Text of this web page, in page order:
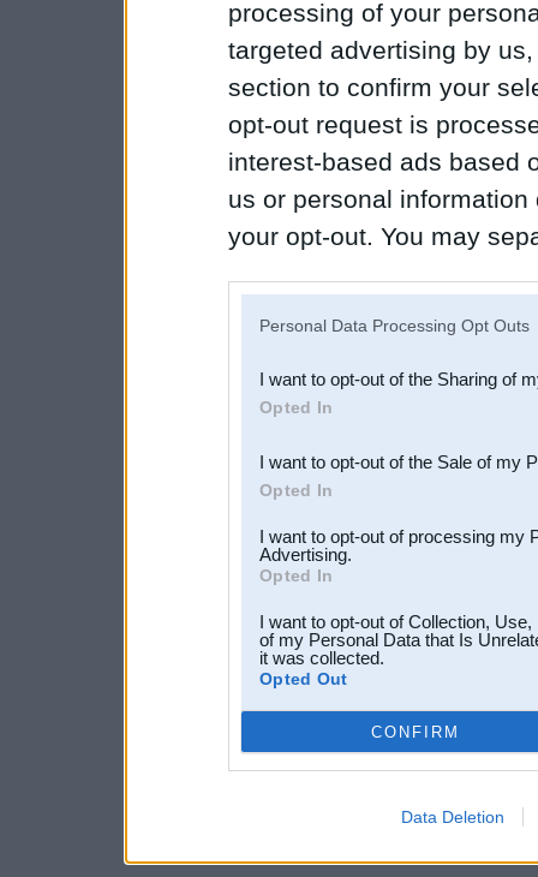
processing of your
targeted advertising by
section to confirm your
opt-out request is
interest-based ads based
us or personal
your opt-out. You may
Downstream Participants
third parties.
Personal Data Processing Opt Outs
I want to opt-out of the Sharing of
Opted In
I want to opt-out of the Sale of my
Opted In
I want to opt-out of processing my
Advertising.
Opted In
I want to opt-out of Collection,
of my Personal Data that Is
it was collected.
Opted Out
CONFIRM
Data Deletion